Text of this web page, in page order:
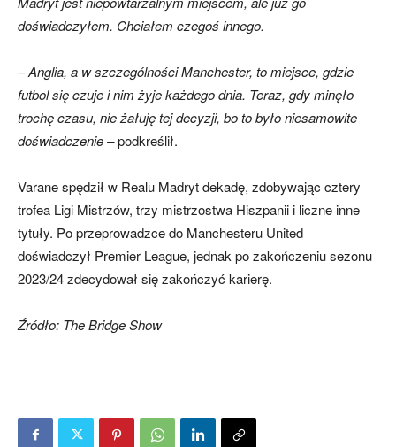
doświadczyłem. Chciałem czegoś innego.
– Anglia, a w szczególności Manchester, to miejsce, gdzie
futbol się czuje i nim żyje każdego dnia. Teraz, gdy minęło
trochę czasu, nie żałuję tej decyzji, bo to było niesamowite
doświadczenie –podkreślił.
Varane spędził w Realu Madryt dekadę, zdobywając cztery
trofea Ligi Mistrzów, trzy mistrzostwa Hiszpanii i liczne inne
tytuły. Po przeprowadzce do Manchesteru United
doświadczył Premier League, jednak po zakończeniu sezonu
2023/24 zdecydował się zakończyć karierę.
Źródło: The Bridge Show